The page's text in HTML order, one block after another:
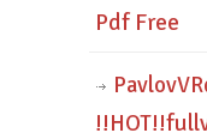
Pdf Free